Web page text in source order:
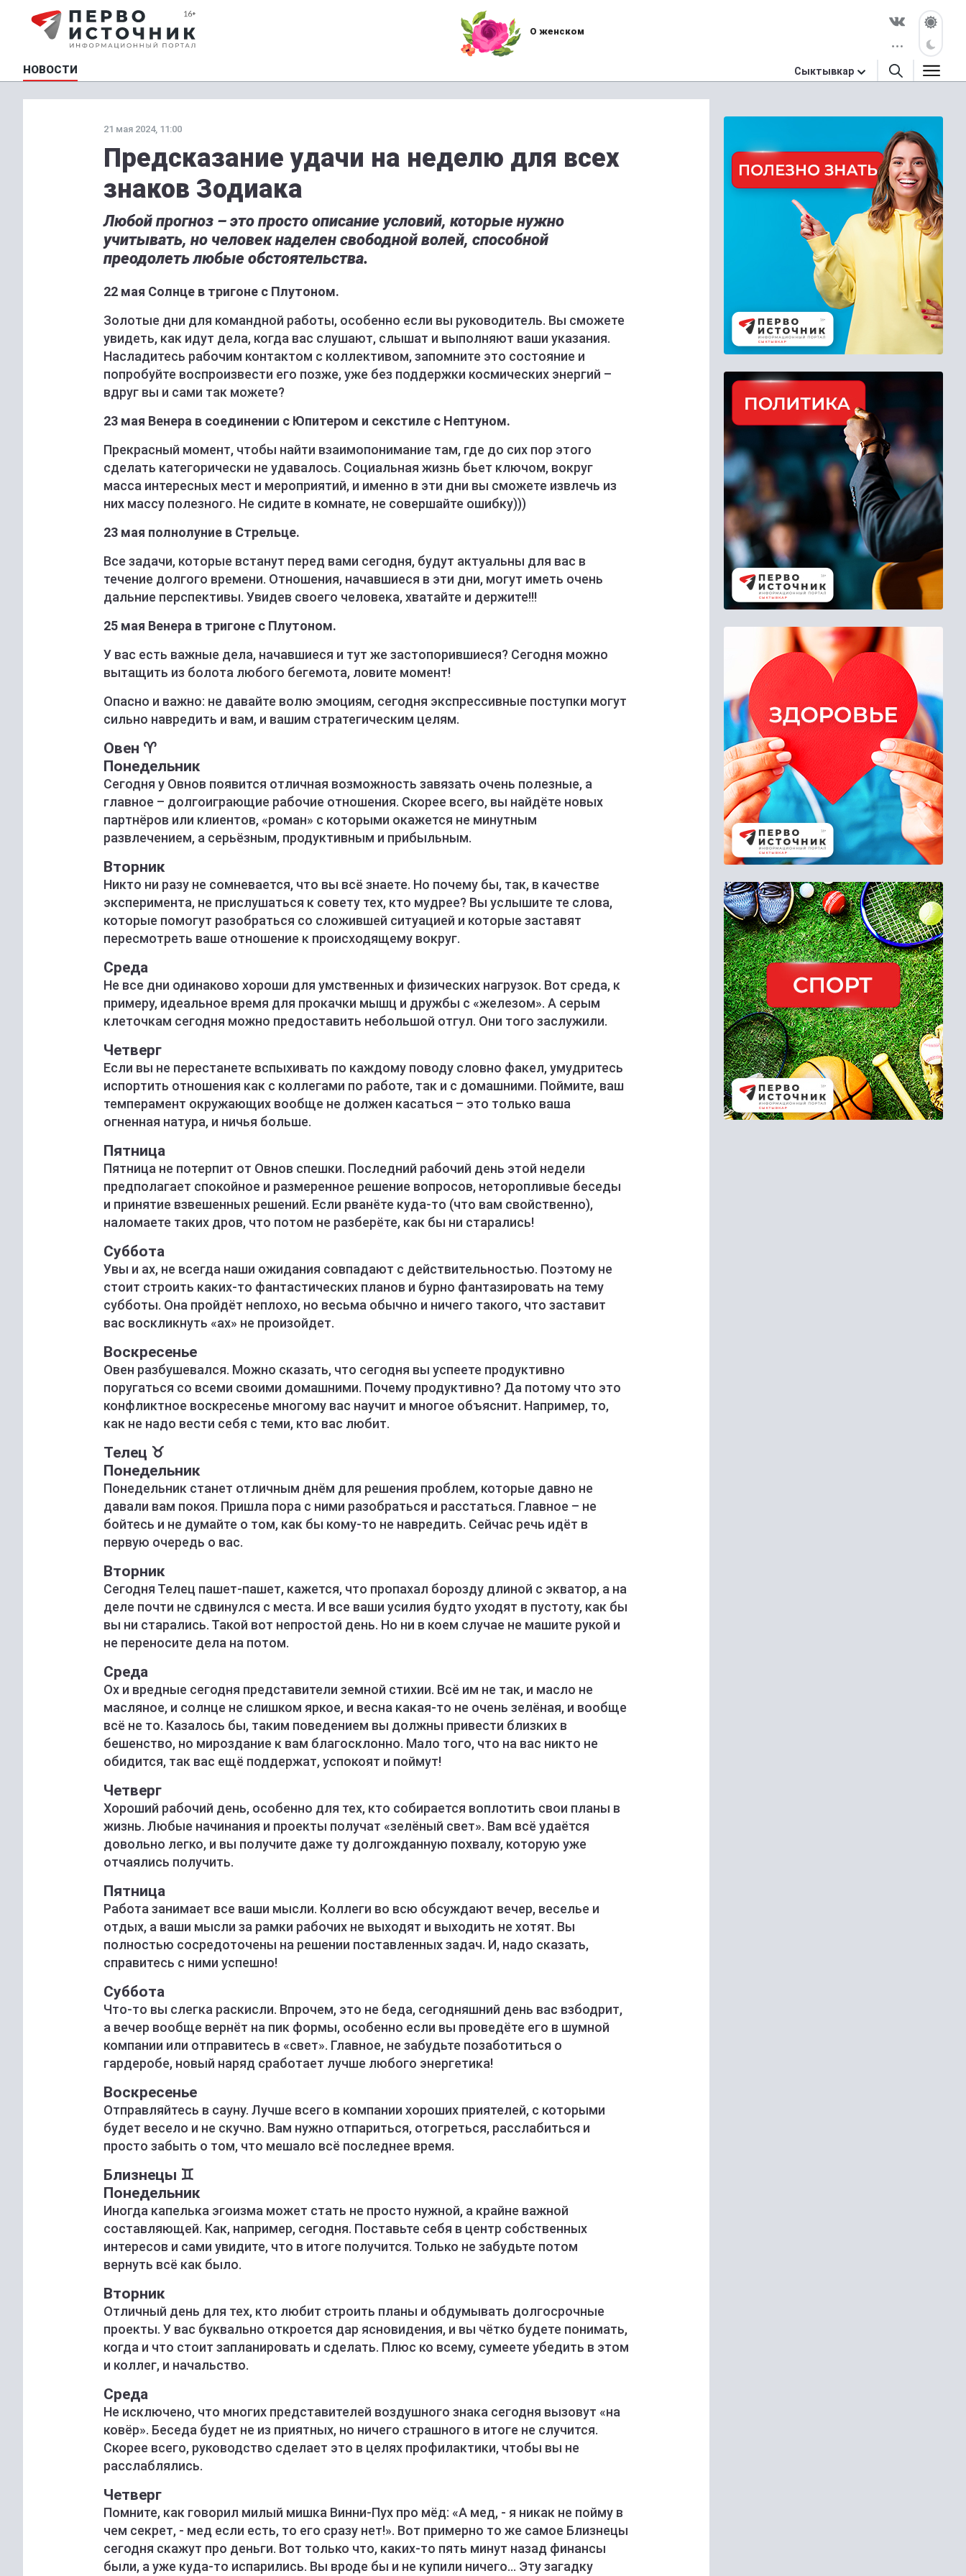
О женском
НОВОСТИ Сыктывкар
21 мая 2024, 11:00
Предсказание удачи на неделю для всех
знаков Зодиака
Любой прогноз – это просто описание условий, которые нужно
учитывать, но человек наделен свободной волей, способной
преодолеть любые обстоятельства.
22 мая Солнце в тригоне с Плутоном.
Золотые дни для командной работы, особенно если вы руководитель. Вы сможете
увидеть, как идут дела, когда вас слушают, слышат и выполняют ваши указания.
Насладитесь рабочим контактом с коллективом, запомните это состояние и
попробуйте воспроизвести его позже, уже без поддержки космических энергий –
вдруг вы и сами так можете?
23 мая Венера в соединении с Юпитером и секстиле с Нептуном.
Прекрасный момент, чтобы найти взаимопонимание там, где до сих пор этого
сделать категорически не удавалось. Социальная жизнь бьет ключом, вокруг
масса интересных мест и мероприятий, и именно в эти дни вы сможете извлечь из
них массу полезного. Не сидите в комнате, не совершайте ошибку)))
23 мая полнолуние в Стрельце.
Все задачи, которые встанут перед вами сегодня, будут актуальны для вас в
течение долгого времени. Отношения, начавшиеся в эти дни, могут иметь очень
дальние перспективы. Увидев своего человека, хватайте и держите!!!
25 мая Венера в тригоне с Плутоном.
У вас есть важные дела, начавшиеся и тут же застопорившиеся? Сегодня можно
вытащить из болота любого бегемота, ловите момент!
Опасно и важно: не давайте волю эмоциям, сегодня экспрессивные поступки могут
сильно навредить и вам, и вашим стратегическим целям.
Овен ♈️
Понедельник
Сегодня у Овнов появится отличная возможность завязать очень полезные, а
главное – долгоиграющие рабочие отношения. Скорее всего, вы найдёте новых
партнёров или клиентов, «роман» с которыми окажется не минутным
развлечением, а серьёзным, продуктивным и прибыльным.
Вторник
Никто ни разу не сомневается, что вы всё знаете. Но почему бы, так, в качестве
эксперимента, не прислушаться к совету тех, кто мудрее? Вы услышите те слова,
которые помогут разобраться со сложившей ситуацией и которые заставят
пересмотреть ваше отношение к происходящему вокруг.
Среда
Не все дни одинаково хороши для умственных и физических нагрузок. Вот среда, к
примеру, идеальное время для прокачки мышц и дружбы с «железом». А серым
клеточкам сегодня можно предоставить небольшой отгул. Они того заслужили.
Четверг
Если вы не перестанете вспыхивать по каждому поводу словно факел, умудритесь
испортить отношения как с коллегами по работе, так и с домашними. Поймите, ваш
темперамент окружающих вообще не должен касаться – это только ваша
огненная натура, и ничья больше.
Пятница
Пятница не потерпит от Овнов спешки. Последний рабочий день этой недели
предполагает спокойное и размеренное решение вопросов, неторопливые беседы
и принятие взвешенных решений. Если рванёте куда-то (что вам свойственно),
наломаете таких дров, что потом не разберёте, как бы ни старались!
Суббота
Увы и ах, не всегда наши ожидания совпадают с действительностью. Поэтому не
стоит строить каких-то фантастических планов и бурно фантазировать на тему
субботы. Она пройдёт неплохо, но весьма обычно и ничего такого, что заставит
вас воскликнуть «ах» не произойдет.
Воскресенье
Овен разбушевался. Можно сказать, что сегодня вы успеете продуктивно
поругаться со всеми своими домашними. Почему продуктивно? Да потому что это
конфликтное воскресенье многому вас научит и многое объяснит. Например, то,
как не надо вести себя с теми, кто вас любит.
Телец ♉️
Понедельник
Понедельник станет отличным днём для решения проблем, которые давно не
давали вам покоя. Пришла пора с ними разобраться и расстаться. Главное – не
бойтесь и не думайте о том, как бы кому-то не навредить. Сейчас речь идёт в
первую очередь о вас.
Вторник
Сегодня Телец пашет-пашет, кажется, что пропахал борозду длиной с экватор, а на
деле почти не сдвинулся с места. И все ваши усилия будто уходят в пустоту, как бы
вы ни старались. Такой вот непростой день. Но ни в коем случае не машите рукой и
не переносите дела на потом.
Среда
Ох и вредные сегодня представители земной стихии. Всё им не так, и масло не
масляное, и солнце не слишком яркое, и весна какая-то не очень зелёная, и вообще
всё не то. Казалось бы, таким поведением вы должны привести близких в
бешенство, но мироздание к вам благосклонно. Мало того, что на вас никто не
обидится, так вас ещё поддержат, успокоят и поймут!
Четверг
Хороший рабочий день, особенно для тех, кто собирается воплотить свои планы в
жизнь. Любые начинания и проекты получат «зелёный свет». Вам всё удаётся
довольно легко, и вы получите даже ту долгожданную похвалу, которую уже
отчаялись получить.
Пятница
Работа занимает все ваши мысли. Коллеги во всю обсуждают вечер, веселье и
отдых, а ваши мысли за рамки рабочих не выходят и выходить не хотят. Вы
полностью сосредоточены на решении поставленных задач. И, надо сказать,
справитесь с ними успешно!
Суббота
Что-то вы слегка раскисли. Впрочем, это не беда, сегодняшний день вас взбодрит,
а вечер вообще вернёт на пик формы, особенно если вы проведёте его в шумной
компании или отправитесь в «свет». Главное, не забудьте позаботиться о
гардеробе, новый наряд сработает лучше любого энергетика!
Воскресенье
Отправляйтесь в сауну. Лучше всего в компании хороших приятелей, с которыми
будет весело и не скучно. Вам нужно отпариться, отогреться, расслабиться и
просто забыть о том, что мешало всё последнее время.
Близнецы ♊️
Понедельник
Иногда капелька эгоизма может стать не просто нужной, а крайне важной
составляющей. Как, например, сегодня. Поставьте себя в центр собственных
интересов и сами увидите, что в итоге получится. Только не забудьте потом
вернуть всё как было.
Вторник
Отличный день для тех, кто любит строить планы и обдумывать долгосрочные
проекты. У вас буквально откроется дар ясновидения, и вы чётко будете понимать,
когда и что стоит запланировать и сделать. Плюс ко всему, сумеете убедить в этом
и коллег, и начальство.
Среда
Не исключено, что многих представителей воздушного знака сегодня вызовут «на
ковёр». Беседа будет не из приятных, но ничего страшного в итоге не случится.
Скорее всего, руководство сделает это в целях профилактики, чтобы вы не
расслаблялись.
Четверг
Помните, как говорил милый мишка Винни-Пух про мёд: «А мед, - я никак не пойму в
чем секрет, - мед если есть, то его сразу нет!». Вот примерно то же самое Близнецы
сегодня скажут про деньги. Вот только что, каких-то пять минут назад финансы
были, а уже куда-то испарились. Вы вроде бы и не купили ничего… Эту загадку